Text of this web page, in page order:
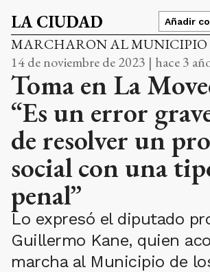
LA CIUDAD Añadir
MARCHARON AL MUNICIPIO
14 de noviembre de 2023 | hace 3
Toma en La
“Es un error
de resolver un
social con una
penal”
Lo expresó el diputado
Guillermo Kane, quien
marcha al Municipio de